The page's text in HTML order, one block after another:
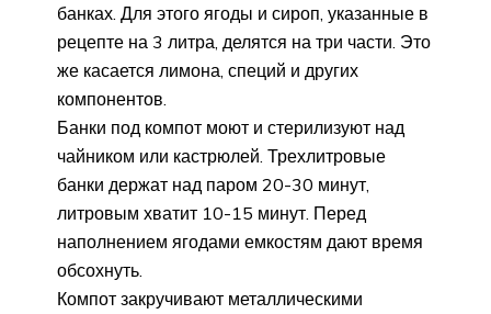
банках. Для этого ягоды и сироп, указанные в
рецепте на 3 литра, делятся на три части. Это
же касается лимона, специй и других
компонентов.
Банки под компот моют и стерилизуют над
чайником или кастрюлей. Трехлитровые
банки держат над паром 20-30 минут,
литровым хватит 10-15 минут. Перед
наполнением ягодами емкостям дают время
обсохнуть.
Компот закручивают металлическими